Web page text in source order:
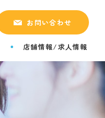
お問い合わせ
店舗情報/求人情報